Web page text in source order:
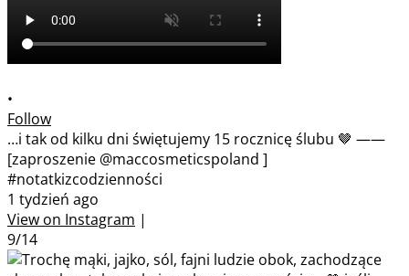
•
Follow
…i tak od kilku dni świętujemy 15 rocznicę ślubu 🤎 ——
[zaproszenie @maccosmeticspoland ]
#notatkizcodzienności
1 tydzień ago
View on Instagram |
9/14